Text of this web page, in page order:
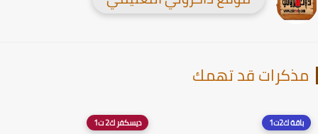
قد تهمك
باقة ك2ت1 ديسكفر ك2 ت1